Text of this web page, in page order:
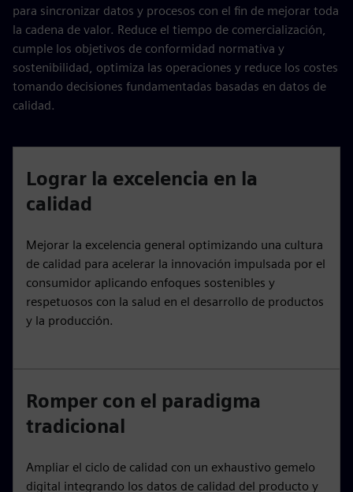
para sincronizar datos y procesos con el fin de mejorar toda
la cadena de valor. Reduce el tiempo de comercialización,
cumple los objetivos de conformidad normativa y
sostenibilidad, optimiza las operaciones y reduce los costes
tomando decisiones fundamentadas basadas en datos de
calidad.
Lograr la excelencia en la
calidad
Mejorar la excelencia general optimizando una cultura
de calidad para acelerar la innovación impulsada por el
consumidor aplicando enfoques sostenibles y
respetuosos con la salud en el desarrollo de productos
y la producción.
Romper con el paradigma
tradicional
Ampliar el ciclo de calidad con un exhaustivo gemelo
digital integrando los datos de calidad del producto y